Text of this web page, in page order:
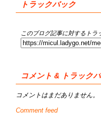
トラックバック
このブログ記事に対するトラ
コメント & トラック
コメントはまだありません。
Comment feed